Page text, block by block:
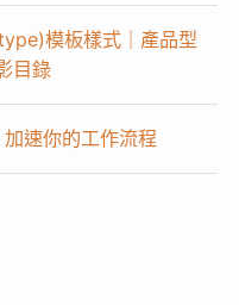
模板樣式｜產品型
目錄
速你的工作流程